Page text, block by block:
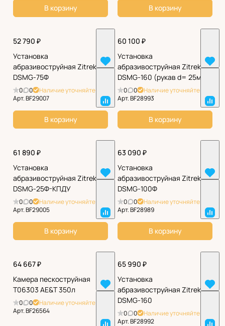
В корзину В корзину
52 790 ₽
Установка
абразивоструйная Zitrek
DSMG-75Ф
0 0
Наличие уточняйте
Арт.BF29007
В корзину
60 100 ₽
Установка
абразивоструйная Zitrek
DSMG-160 (рукав d= 25мм)
0 0
Наличие уточняйте
Арт.BF28993
В корзину
61 890 ₽
Установка
абразивоструйная Zitrek
DSMG-25Ф-КПДУ
0 0
Наличие уточняйте
Арт.BF29005
В корзину
63 090 ₽
Установка
абразивоструйная Zitrek
DSMG-100Ф
0 0
Наличие уточняйте
Арт.BF28989
В корзину
64 667 ₽
Камера пескоструйная
T06303 AE&T 350л
0 0
Наличие уточняйте
Арт.BF26564
65 990 ₽
Установка
абразивоструйная Zitrek
DSMG-160
0 0
Наличие уточняйте
Арт.BF28992